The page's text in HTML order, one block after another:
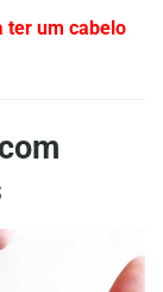
ter um cabelo